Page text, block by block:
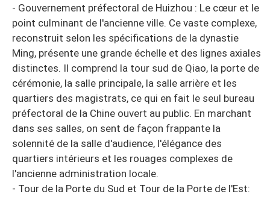
- Gouvernement préfectoral de Huizhou : Le cœur et le
point culminant de l'ancienne ville. Ce vaste complexe,
reconstruit selon les spécifications de la dynastie
Ming, présente une grande échelle et des lignes axiales
distinctes. Il comprend la tour sud de Qiao, la porte de
cérémonie, la salle principale, la salle arrière et les
quartiers des magistrats, ce qui en fait le seul bureau
préfectoral de la Chine ouvert au public. En marchant
dans ses salles, on sent de façon frappante la
solennité de la salle d'audience, l'élégance des
quartiers intérieurs et les rouages complexes de
l'ancienne administration locale.
- Tour de la Porte du Sud et Tour de la Porte de l'Est: